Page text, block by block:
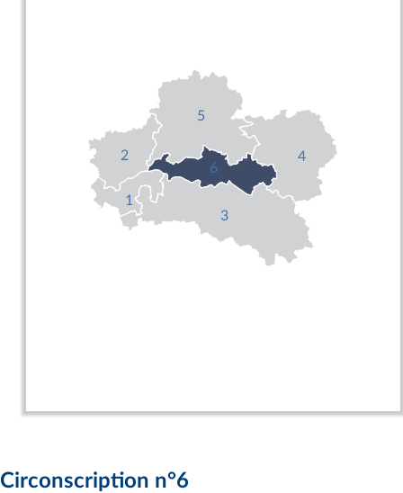
1
2
3
4
5
6
Circonscription n°6